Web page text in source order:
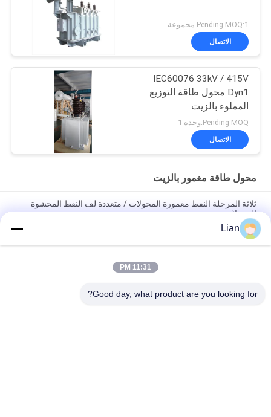
Pending MOQ:1 مجموعة
الاتصال
IEC60076 33kV / 415V
Dyn1 محول طاقة التوزيع
المملوء بالزيت
Pending MOQ:وحدة 1
الاتصال
محول طاقة مغمور بالزيت
ثلاثة المرحلة النفط مغمورة المحولات / متعددة لف النفط المحشوة
المحولات
Dyn11 لشبكات التوزيع
محول طاقة ONAN المدمج في زيت التبريد المدمج مع خيارات قابلة
Lian
11:31 PM
Good day, what product are you looking for?